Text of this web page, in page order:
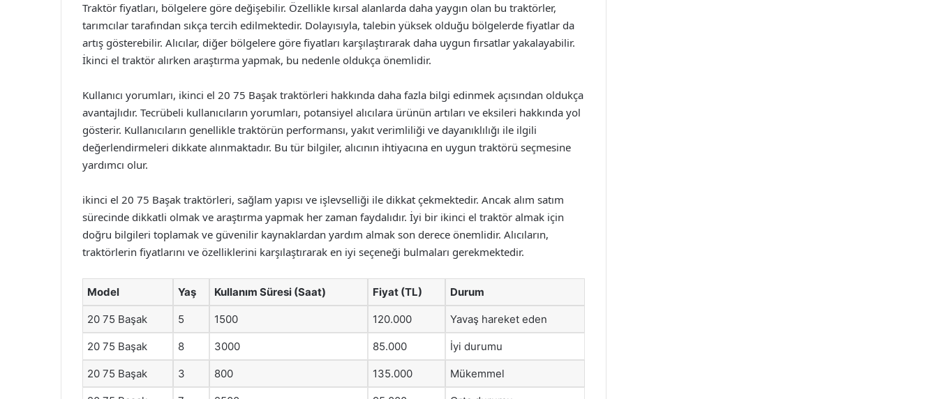
Traktör fiyatları, bölgelere göre değişebilir. Özellikle kırsal alanlarda daha yaygın olan bu traktörler,
tarımcılar tarafından sıkça tercih edilmektedir. Dolayısıyla, talebin yüksek olduğu bölgelerde fiyatlar da
artış gösterebilir. Alıcılar, diğer bölgelere göre fiyatları karşılaştırarak daha uygun fırsatlar yakalayabilir.
İkinci el traktör alırken araştırma yapmak, bu nedenle oldukça önemlidir.
Kullanıcı yorumları, ikinci el 20 75 Başak traktörleri hakkında daha fazla bilgi edinmek açısından oldukça
avantajlıdır. Tecrübeli kullanıcıların yorumları, potansiyel alıcılara ürünün artıları ve eksileri hakkında yol
gösterir. Kullanıcıların genellikle traktörün performansı, yakıt verimliliği ve dayanıklılığı ile ilgili
değerlendirmeleri dikkate alınmaktadır. Bu tür bilgiler, alıcının ihtiyacına en uygun traktörü seçmesine
yardımcı olur.
ikinci el 20 75 Başak traktörleri, sağlam yapısı ve işlevselliği ile dikkat çekmektedir. Ancak alım satım
sürecinde dikkatli olmak ve araştırma yapmak her zaman faydalıdır. İyi bir ikinci el traktör almak için
doğru bilgileri toplamak ve güvenilir kaynaklardan yardım almak son derece önemlidir. Alıcıların,
traktörlerin fiyatlarını ve özelliklerini karşılaştırarak en iyi seçeneği bulmaları gerekmektedir.
Model Yaş Kullanım Süresi (Saat) Fiyat (TL) Durum
20 75 Başak 5 1500 120.000 Yavaş hareket eden
20 75 Başak 8 3000 85.000 İyi durumu
20 75 Başak 3 800 135.000 Mükemmel